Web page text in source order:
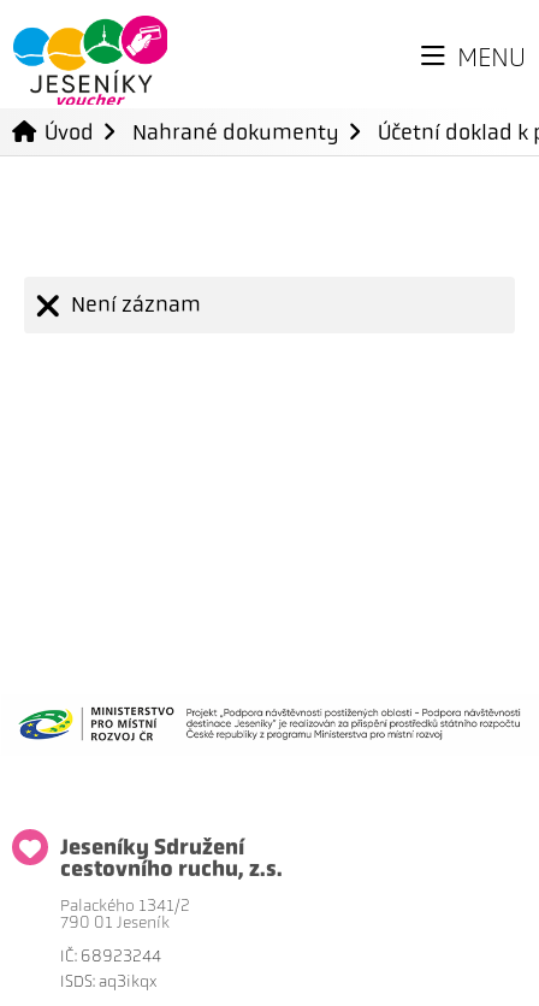
MENU
Úvod Nahrané dokumenty Účetní doklad
Není záznam
Jeseníky Sdružení
cestovního ruchu, z.s.
Palackého 1341/2
790 01 Jeseník
IČ: 68923244
ISDS: aq3ikqx